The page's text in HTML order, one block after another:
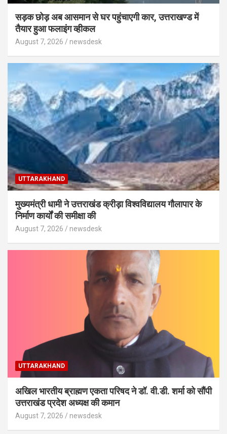
सड़क छोड़ अब आसमान से घर पहुंचाएगी कार, उत्तराखण्ड में
तैयार हुआ फलाइंग व्हीकल
August 7, 2026 newsdesk
UTTARAKHAND
मुख्यमंत्री धामी ने उत्तराखंड क्रीड़ा विश्वविद्यालय गौलापार के
निर्माण कार्यों की समीक्षा की
August 7, 2026 newsdesk
UTTARAKHAND
अखिल भारतीय ब्राह्मण एकता परिषद ने डॉ. वी.डी. शर्मा को सौंपी
उत्तराखंड प्रदेश अध्यक्ष की कमान
August 7, 2026 newsdesk